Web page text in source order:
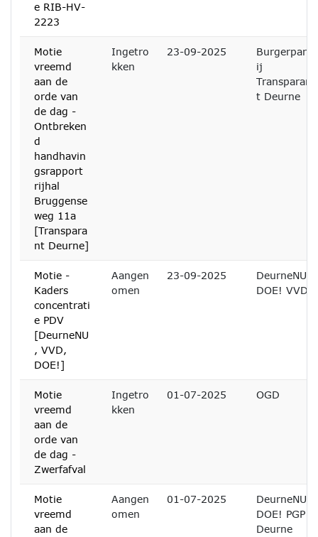
e RIB-HV-
2223
Motie
vreemd
aan de
orde van
de dag -
Ontbreken
d
handhavin
gsrapport
rijhal
Bruggense
weg 11a
[Transpara
nt Deurne]
Ingetro
kken
23-09-2025
Burgerpart
ij
Transparan
t Deurne
Motie -
Kaders
concentrati
e PDV
[DeurneNU
, VVD,
DOE!]
Aangen
omen
23-09-2025
DeurneNU
DOE! VVD
Motie
vreemd
aan de
orde van
de dag -
Zwerfafval
Ingetro
kken
01-07-2025 OGD
Motie
vreemd
aan de
Aangen
omen
01-07-2025
DeurneNU
DOE! PGP
Deurne